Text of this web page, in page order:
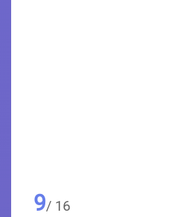
9/ 16